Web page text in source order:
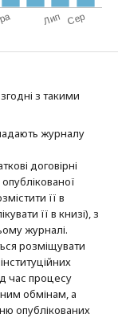
з такими
журналу
договірні
її в
її в книзі), з
журналі.
розміщувати
час процесу
обмінам, а
опубліко­ва­них